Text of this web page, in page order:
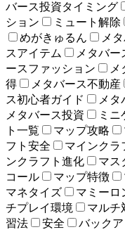
バース投資タイミング
ション
ミュート解除
めがきゅるん
メ
スアイテム
メタバ
ースファッション
得
メタバース不動産
ス初心者ガイド
メタ
メタバース投資
ミニ
ト一覧
マップ攻略
フト安全
マインクラ
ンクラフト進化
マス
コール
マップ特徴
マネタイズ
マミーロ
チプレイ環境
マルチ
習法
安全 バック